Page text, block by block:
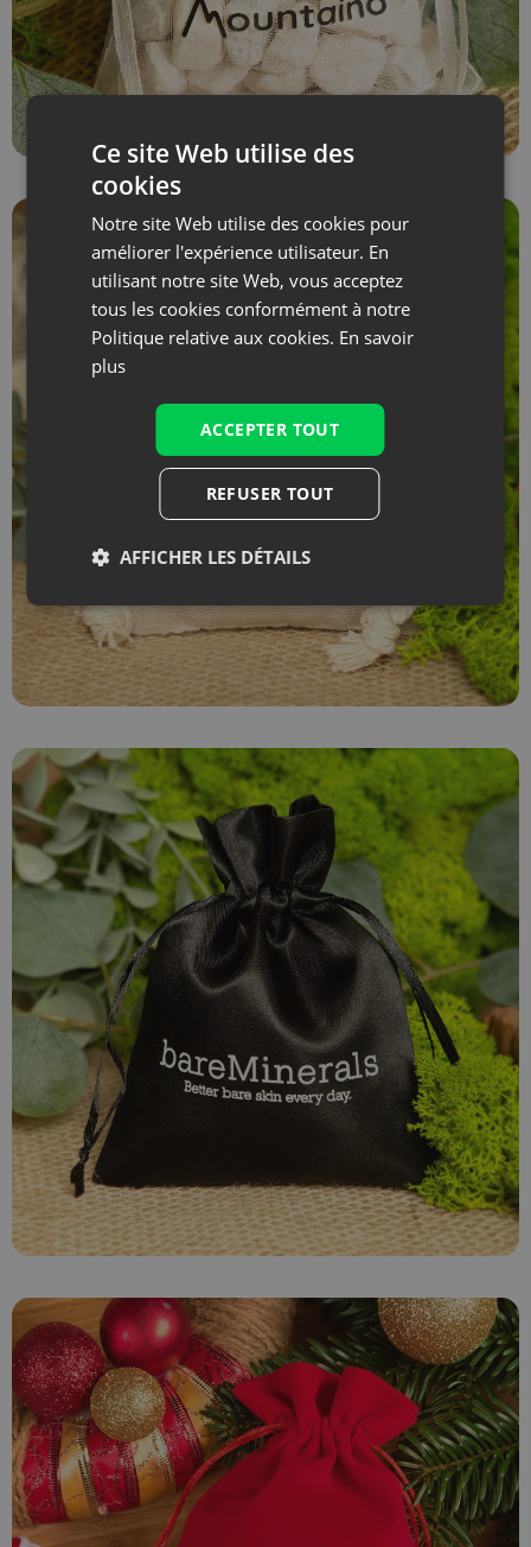
Ce site Web utilise des
cookies
Notre site Web utilise des cookies pour
améliorer l'expérience utilisateur. En
utilisant notre site Web, vous acceptez
tous les cookies conformément à notre
Politique relative aux cookies. En savoir
plus
ACCEPTER TOUT
REFUSER TOUT
AFFICHER LES DÉTAILS